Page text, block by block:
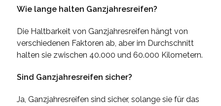
Wie lange halten Ganzjahresreifen?
Die Haltbarkeit von Ganzjahresreifen hängt von
verschiedenen Faktoren ab, aber im Durchschnitt
halten sie zwischen 40.000 und 60.000 Kilometern.
Sind Ganzjahresreifen sicher?
Ja, Ganzjahresreifen sind sicher, solange sie für das